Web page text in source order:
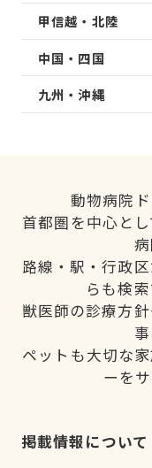
甲信越・北陸
中国・四国
九州・沖縄
動物病院
首都圏を中心と
路線・駅・行政
らも検
獣医師の診療方
ペットも大切な
ーを
掲載情報について